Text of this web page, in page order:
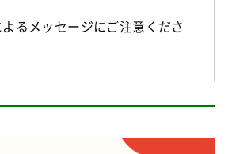
るメッセージにご注意くださ